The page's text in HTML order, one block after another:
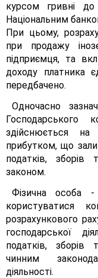
курсом гривні
Національним
При цьому,
при продажу
підприємця, та
доходу платника
передбачено.
Одночасно
Господарського
здійснюється на
прибутком, що
податків, зборів
законом.
Фізична особа
користуватися
розрахункового
господарської
податків, зборів
чинним
діяльності.